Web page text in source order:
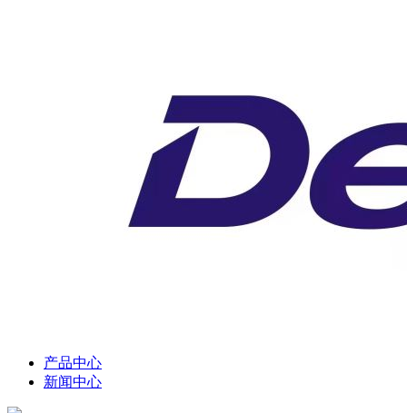
产品中心
新闻中心